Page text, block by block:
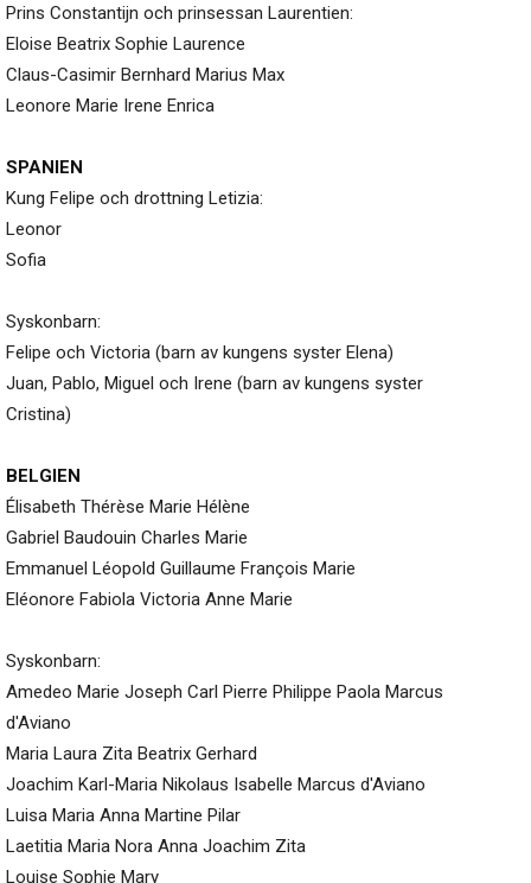
Prins Constantijn och prinsessan Laurentien:
Eloise Beatrix Sophie Laurence
Claus-Casimir Bernhard Marius Max
Leonore Marie Irene Enrica
SPANIEN
Kung Felipe och drottning Letizia:
Leonor
Sofia
Syskonbarn:
Felipe och Victoria (barn av kungens syster Elena)
Juan, Pablo, Miguel och Irene (barn av kungens syster
Cristina)
BELGIEN
Élisabeth Thérèse Marie Hélène
Gabriel Baudouin Charles Marie
Emmanuel Léopold Guillaume François Marie
Eléonore Fabiola Victoria Anne Marie
Syskonbarn:
Amedeo Marie Joseph Carl Pierre Philippe Paola Marcus
d'Aviano
Maria Laura Zita Beatrix Gerhard
Joachim Karl-Maria Nikolaus Isabelle Marcus d'Aviano
Luisa Maria Anna Martine Pilar
Laetitia Maria Nora Anna Joachim Zita
Louise Sophie Mary